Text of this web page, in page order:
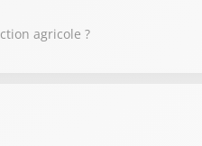
agricole ?